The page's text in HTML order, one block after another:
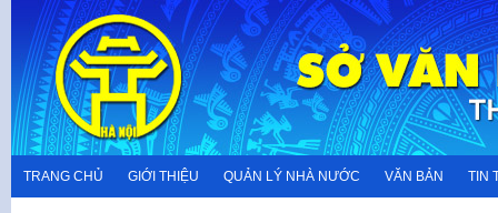
content
TRANG CHỦ GIỚI THIỆU QUẢN LÝ NHÀ NƯỚC VĂN BẢN TIN